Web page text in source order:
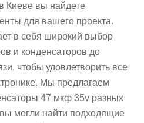
Киеве вы найдете
для вашего проекта.
в себя широкий выбор
и конденсаторов до
чтобы удовлетворить все
Мы предлагаем
47 мкф 35v разных
могли найти подходящие